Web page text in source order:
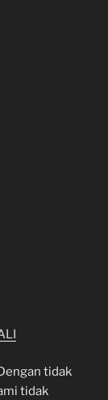
tidak
tidak